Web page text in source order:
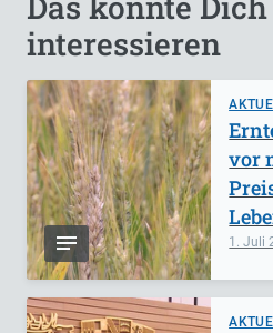
interessieren
1. Juli
vor